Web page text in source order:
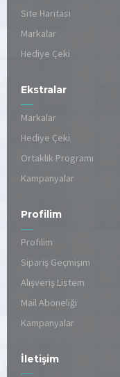
Site Haritası
Markalar
Hediye Çeki
Ekstralar
Markalar
Hediye Çeki
Ortaklık Programı
Kampanyalar
Profilim
Profilim
Sipariş Geçmişim
Alışveriş Listem
Mail Aboneliği
Kampanyalar
İletişim